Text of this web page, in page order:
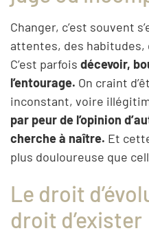
Changer, c’est souvent
attentes, des habitudes,
C’est parfois décevoir,
l’entourage. On craint
inconstant, voire
par peur de l’opinion
cherche à naître. Et
plus douloureuse que
Le droit
droit d’exister